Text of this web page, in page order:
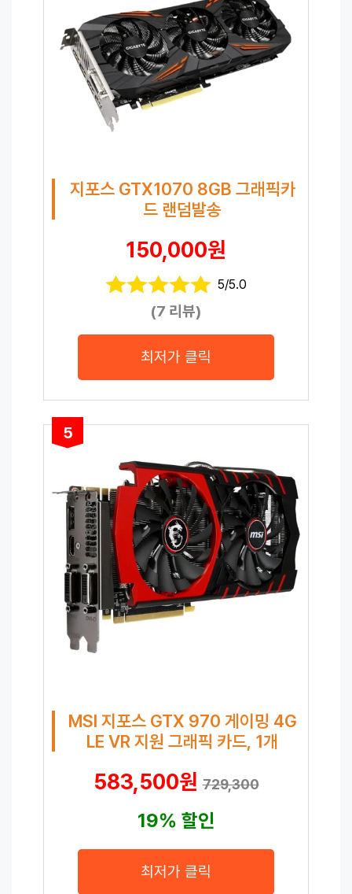
지포스 GTX1070 8GB 그래픽카
드 랜덤발송
150,000원
5/5.0
(7 리뷰)
최저가 클릭
5
MSI 지포스 GTX 970 게이밍 4G
LE VR 지원 그래픽 카드, 1개
583,500원729,300
19% 할인
최저가 클릭